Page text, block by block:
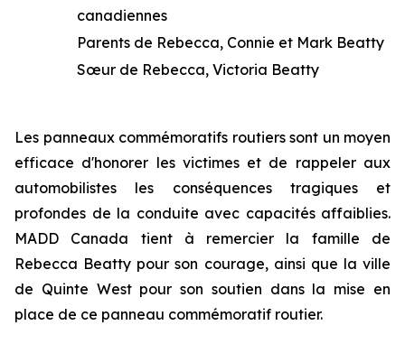
canadiennes
Parents de Rebecca, Connie et Mark Beatty
Sœur de Rebecca, Victoria Beatty
Les panneaux commémoratifs routiers sont un moyen
efficace d'honorer les victimes et de rappeler aux
automobilistes les conséquences tragiques et
profondes de la conduite avec capacités affaiblies.
MADD Canada tient à remercier la famille de
Rebecca Beatty pour son courage, ainsi que la ville
de Quinte West pour son soutien dans la mise en
place de ce panneau commémoratif routier.